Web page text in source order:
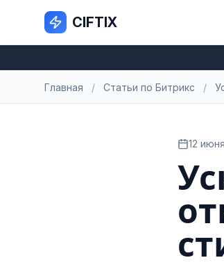
CIFTIX
Главная / Статьи по Битрикс /
12